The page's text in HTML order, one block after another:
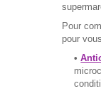
Pour
pour
•